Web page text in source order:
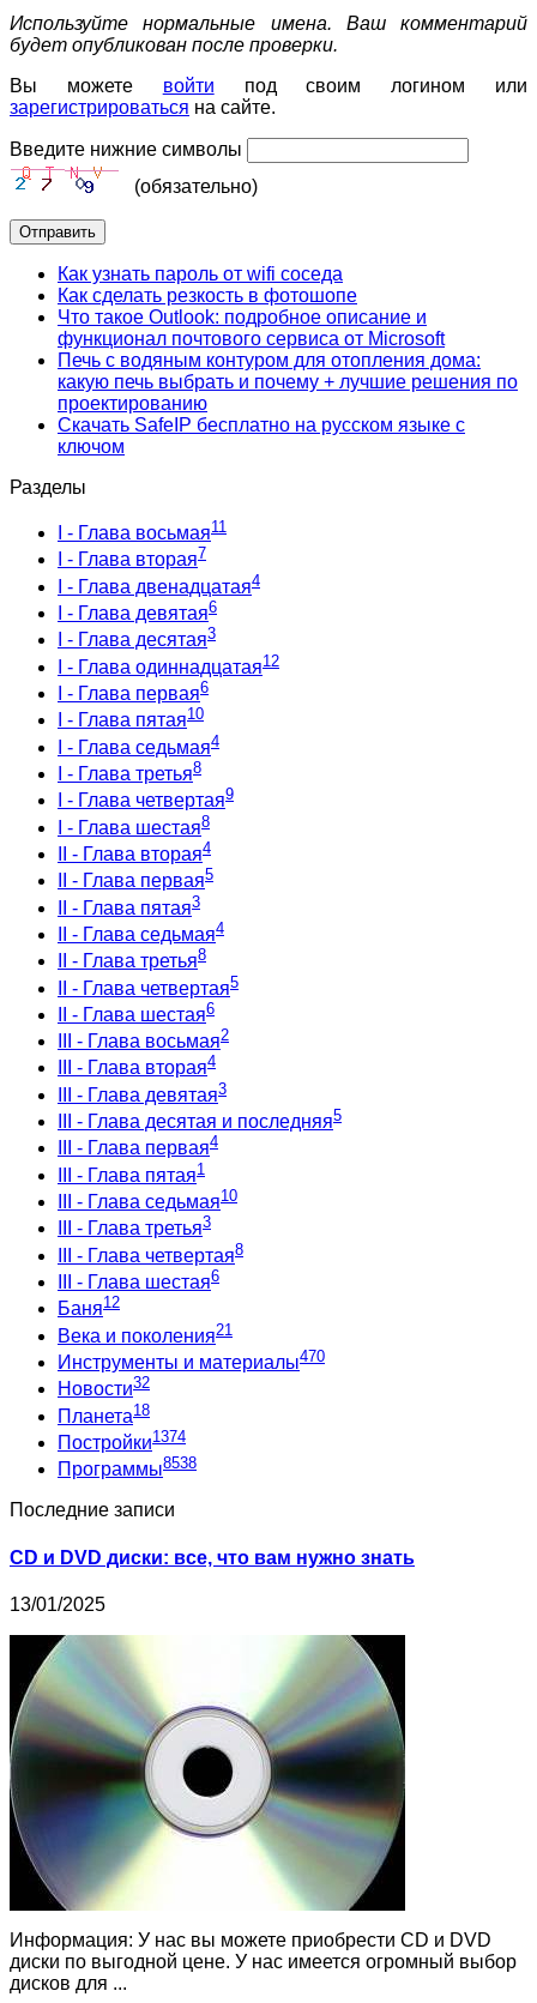
Используйте нормальные имена. Ваш комментарий
будет опубликован после проверки.
Вы можете войти под своим логином или
зарегистрироваться на сайте.
Введите нижние символы
(обязательно)
Отправить
Как узнать пароль от wifi соседа
Как сделать резкость в фотошопе
Что такое Outlook: подробное описание и
функционал почтового сервиса от Microsoft
Печь с водяным контуром для отопления дома:
какую печь выбрать и почему + лучшие решения по
проектированию
Скачать SafeIP бесплатно на русском языке с
ключом
Разделы
I - Глава восьмая11
I - Глава вторая7
I - Глава двенадцатая4
I - Глава девятая6
I - Глава десятая3
I - Глава одиннадцатая12
I - Глава первая6
I - Глава пятая10
I - Глава седьмая4
I - Глава третья8
I - Глава четвертая9
I - Глава шестая8
II - Глава вторая4
II - Глава первая5
II - Глава пятая3
II - Глава седьмая4
II - Глава третья8
II - Глава четвертая5
II - Глава шестая6
III - Глава восьмая2
III - Глава вторая4
III - Глава девятая3
III - Глава десятая и последняя5
III - Глава первая4
III - Глава пятая1
III - Глава седьмая10
III - Глава третья3
III - Глава четвертая8
III - Глава шестая6
Баня12
Века и поколения21
Инструменты и материалы470
Новости32
Планета18
Постройки1374
Программы8538
Последние записи
CD и DVD диски: все, что вам нужно знать
13/01/2025
Информация: У нас вы можете приобрести CD и DVD
диски по выгодной цене. У нас имеется огромный выбор
дисков для ...